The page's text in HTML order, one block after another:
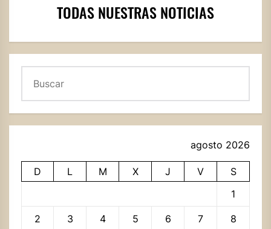
TODAS NUESTRAS NOTICIAS
agosto 2026
D L M X J V
S
1
2 3 4 5 6 7 8